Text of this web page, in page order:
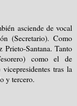
asciende de vocal
(Secretario). Como
Prieto-Santana. Tanto
como el de
tras la
y tercero.